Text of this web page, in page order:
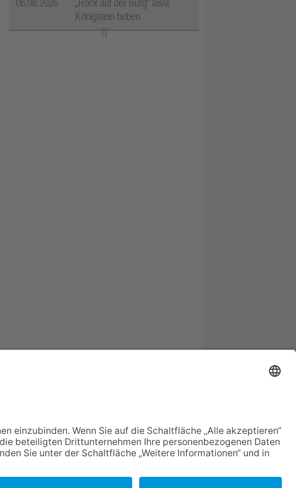
06.08.2026
„Rock auf der Burg“ lässt
Königstein beben